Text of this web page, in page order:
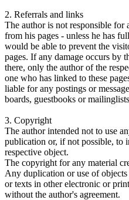
2. Referrals and links
The author is not responsible for
from his pages - unless he has
would be able to prevent the
pages. If any damage occurs by
there, only the author of the
one who has linked to these
liable for any postings or
boards, guestbooks or
3. Copyright
The author intended not to use
publication or, if not possible, to
respective object.
The copyright for any material
Any duplication or use of objects
or texts in other electronic or
without the author's agreement.